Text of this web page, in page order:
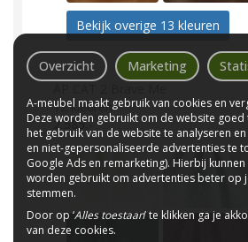
Bekijk overige 13 kleuren
12 kleuren
2.585,-
Overzicht Marketing
A-meubel maakt gebruik van cookies en
Deze worden gebruikt om de website goed
het gebruik van de website te analyseren
en niet-gepersonaliseerde advertenties te
Google Ads en remarketing). Hierbij
worden gebruikt om advertenties beter op
stemmen.
Door op ‘Alles toestaan’ te klikken ga je
van deze cookies.